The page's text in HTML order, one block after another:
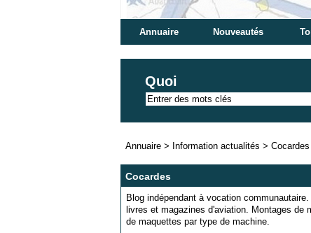
Annuaire Nouveautés
Quoi
Annuaire > Information actualités > Cocardes
Cocardes
Blog indépendant à vocation
livres et magazines d'aviation. Montages de
de maquettes par type de machine.